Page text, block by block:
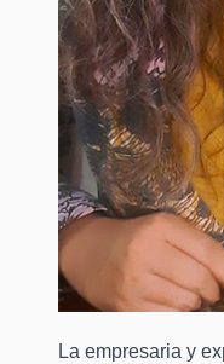
La empresaria y